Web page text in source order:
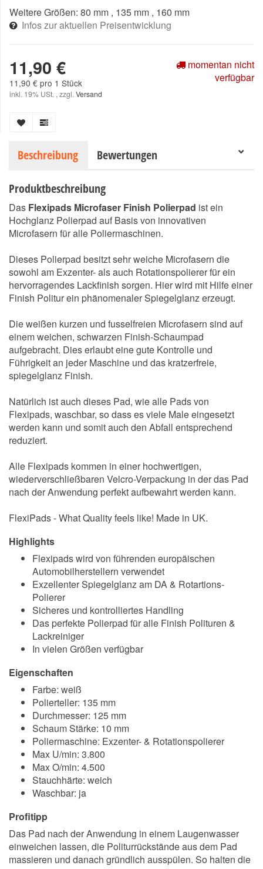
Weitere Größen: 80 mm , 135 mm , 160 mm
Infos zur aktuellen Preisentwicklung
11,90 €
11,90 € pro 1 Stück
inkl. 19% USt. , zzgl. Versand
momentan nicht
verfügbar
Beschreibung Bewertungen
Produktbeschreibung
Das Flexipads Microfaser Finish Polierpad ist ein
Hochglanz Polierpad auf Basis von innovativen
Microfasern für alle Poliermaschinen.
Dieses Polierpad besitzt sehr weiche Microfasern die
sowohl am Exzenter- als auch Rotationspolierer für ein
hervorragendes Lackfinish sorgen. Hier wird mit Hilfe einer
Finish Politur ein phänomenaler Spiegelglanz erzeugt.
Die weißen kurzen und fusselfreien Microfasern sind auf
einem weichen, schwarzen Finish-Schaumpad
aufgebracht. Dies erlaubt eine gute Kontrolle und
Führigkeit an jeder Maschine und das kratzerfreie,
spiegelglanz Finish.
Natürlich ist auch dieses Pad, wie alle Pads von
Flexipads, waschbar, so dass es viele Male eingesetzt
werden kann und somit auch den Abfall entsprechend
reduziert.
Alle Flexipads kommen in einer hochwertigen,
wiederverschließbaren Velcro-Verpackung in der das Pad
nach der Anwendung perfekt aufbewahrt werden kann.
FlexiPads - What Quality feels like! Made in UK.
Highlights
Flexipads wird von führenden europäischen
Automobilherstellern verwendet
Exzellenter Spiegelglanz am DA & Rotartions-
Polierer
Sicheres und kontrolliertes Handling
Das perfekte Polierpad für alle Finish Polituren &
Lackreiniger
In vielen Größen verfügbar
Eigenschaften
Farbe: weiß
Polierteller: 135 mm
Durchmesser: 125 mm
Schaum Stärke: 10 mm
Poliermaschine: Exzenter- & Rotationspolierer
Max U/min: 3.800
Max O/min: 4.500
Stauchhärte: weich
Waschbar: ja
Profitipp
Das Pad nach der Anwendung in einem Laugenwasser
einweichen lassen, die Politurrückstände aus dem Pad
massieren und danach gründlich ausspülen. So halten die